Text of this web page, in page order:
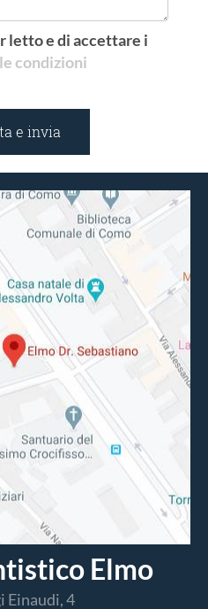
letto e di accettare i
condizioni
e invia
Elmo
Einaudi, 4